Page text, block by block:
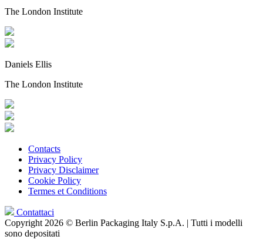
The London Institute
Daniels Ellis
The London Institute
Contacts
Privacy Policy
Privacy Disclaimer
Cookie Policy
Termes et Conditions
Contattaci
Copyright 2026 © Berlin Packaging Italy S.p.A. | Tutti i modelli
sono depositati